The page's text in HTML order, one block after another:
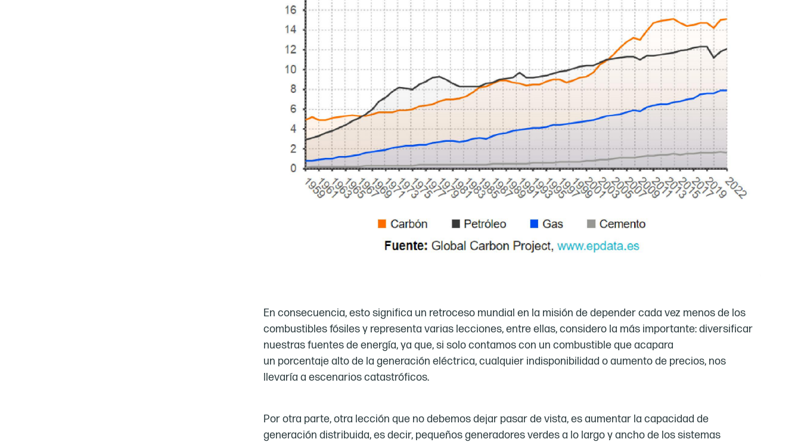
En consecuencia, esto significa un retroceso mundial en la misión de depender cada vez menos de los
combustibles fósiles y representa varias lecciones, entre ellas, considero la más importante: diversificar
nuestras fuentes de energía, ya que, si solo contamos con un combustible que acapara
un porcentaje alto de la generación eléctrica, cualquier indisponibilidad o aumento de precios, nos
llevaría a escenarios catastróficos.
Por otra parte, otra lección que no debemos dejar pasar de vista, es aumentar la capacidad de
generación distribuida, es decir, pequeños generadores verdes a lo largo y ancho de los sistemas